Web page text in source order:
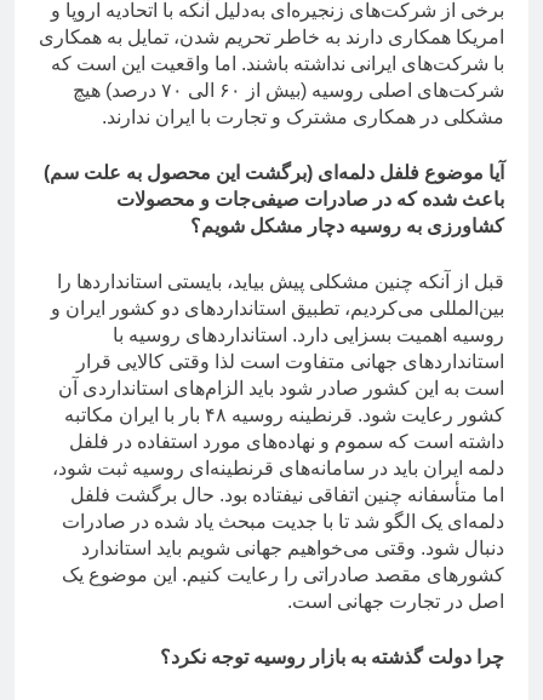
برخی از شرکت‌های زنجیره‌ای به‌دلیل آنکه با اتحادیه اروپا و
امریکا همکاری دارند به خاطر تحریم شدن، تمایل به همکاری
با شرکت‌های ایرانی نداشته باشند. اما واقعیت این است که
شرکت‌های اصلی روسیه (بیش از ۶۰ الی ۷۰ درصد) هیچ
مشکلی در همکاری مشترک و تجارت با ایران ندارند.
آیا موضوع فلفل دلمه‌ای (برگشت این محصول به علت سم)
باعث شده که در صادرات صیفی‌جات و محصولات
کشاورزی به روسیه دچار مشکل شویم؟
قبل از آنکه چنین مشکلی پیش بیاید، بایستی استانداردها را
بین‌المللی می‌کردیم، تطبیق استانداردهای دو کشور ایران و
روسیه اهمیت بسزایی دارد. استانداردهای روسیه با
استانداردهای جهانی متفاوت است لذا وقتی کالایی قرار
است به این کشور صادر شود باید الزام‌های استانداردی آن
کشور رعایت شود. قرنطینه روسیه ۴۸ بار با ایران مکاتبه
داشته است که سموم و نهاده‌های مورد استفاده در فلفل
دلمه ایران باید در سامانه‌های قرنطینه‌ای روسیه ثبت شود،
اما متأسفانه چنین اتفاقی نیفتاده بود. حال برگشت فلفل
دلمه‌ای یک الگو شد تا با جدیت مبحث یاد شده در صادرات
دنبال شود. وقتی می‌خواهیم جهانی شویم باید استاندارد
کشورهای مقصد صادراتی را رعایت کنیم. این موضوع یک
اصل در تجارت جهانی است.
چرا دولت گذشته به بازار روسیه توجه نکرد؟